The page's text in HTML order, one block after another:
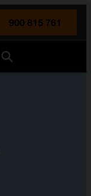
900 815 761